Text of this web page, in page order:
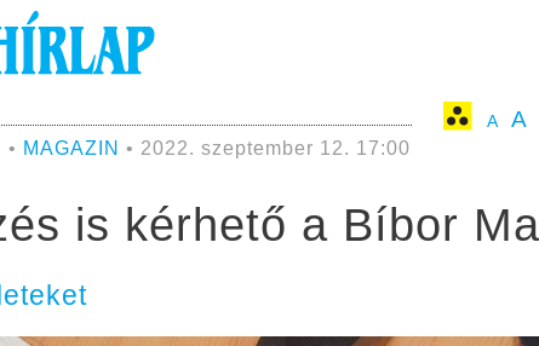
A A
MAGAZIN • 2022. szeptember 12. 17:00
is kérhető a Bíbor